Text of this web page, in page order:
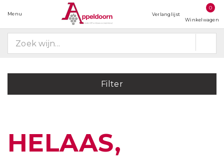
Menu Verlanglijst
0
Winkelwagen
Filter
HELAAS,